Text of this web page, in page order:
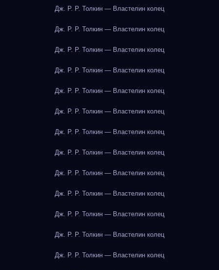
Дж. Р. Р. Толкин — Властелин колец
Дж. Р. Р. Толкин — Властелин колец
Дж. Р. Р. Толкин — Властелин колец
Дж. Р. Р. Толкин — Властелин колец
Дж. Р. Р. Толкин — Властелин колец
Дж. Р. Р. Толкин — Властелин колец
Дж. Р. Р. Толкин — Властелин колец
Дж. Р. Р. Толкин — Властелин колец
Дж. Р. Р. Толкин — Властелин колец
Дж. Р. Р. Толкин — Властелин колец
Дж. Р. Р. Толкин — Властелин колец
Дж. Р. Р. Толкин — Властелин колец
Дж. Р. Р. Толкин — Властелин колец